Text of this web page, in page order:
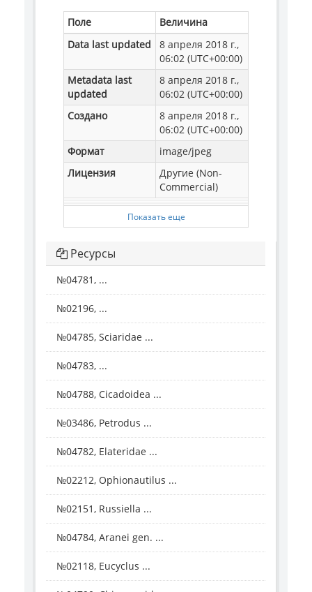
Поле
Величина
Data last updated
8 апреля 2018 г.,
06:02 (UTC+00:00)
Metadata last
updated
8 апреля 2018 г.,
06:02 (UTC+00:00)
Создано
8 апреля 2018 г.,
06:02 (UTC+00:00)
Формат
image/jpeg
Лицензия
Другие (Non-
Commercial)
Показать еще
Ресурсы
№04781, ...
№02196, ...
№04785, Sciaridae ...
№04783, ...
№04788, Cicadoidea ...
№03486, Petrodus ...
№04782, Elateridae ...
№02212, Ophionautilus ...
№02151, Russiella ...
№04784, Aranei gen. ...
№02118, Eucyclus ...